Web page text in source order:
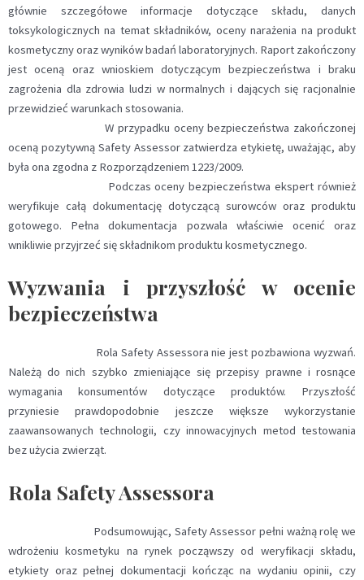
głównie szczegółowe informacje dotyczące składu, danych
toksykologicznych na temat składników, oceny narażenia na produkt
kosmetyczny oraz wyników badań laboratoryjnych. Raport zakończony
jest oceną oraz wnioskiem dotyczącym bezpieczeństwa i braku
zagrożenia dla zdrowia ludzi w normalnych i dających się racjonalnie
przewidzieć warunkach stosowania.
W przypadku oceny bezpieczeństwa zakończonej
oceną pozytywną Safety Assessor zatwierdza etykietę, uważając, aby
była ona zgodna z Rozporządzeniem 1223/2009.
Podczas oceny bezpieczeństwa ekspert również
weryfikuje całą dokumentację dotyczącą surowców oraz produktu
gotowego. Pełna dokumentacja pozwala właściwie ocenić oraz
wnikliwie przyjrzeć się składnikom produktu kosmetycznego.
Wyzwania i przyszłość w ocenie
bezpieczeństwa
Rola Safety Assessora nie jest pozbawiona wyzwań.
Należą do nich szybko zmieniające się przepisy prawne i rosnące
wymagania konsumentów dotyczące produktów. Przyszłość
przyniesie prawdopodobnie jeszcze większe wykorzystanie
zaawansowanych technologii, czy innowacyjnych metod testowania
bez użycia zwierząt.
Rola Safety Assessora
Podsumowując, Safety Assessor pełni ważną rolę we
wdrożeniu kosmetyku na rynek począwszy od weryfikacji składu,
etykiety oraz pełnej dokumentacji kończąc na wydaniu opinii, czy